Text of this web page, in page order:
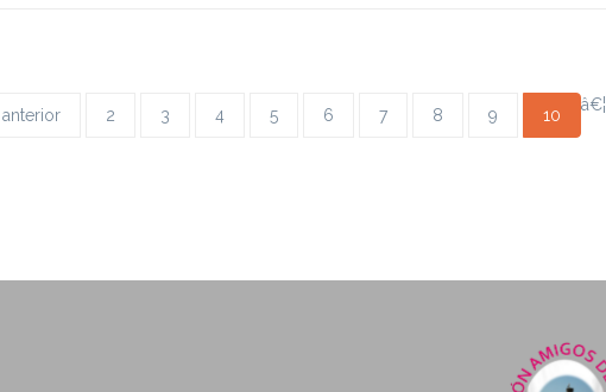
anterior
â€¦
2 3 4 5 6 7 8 9 10